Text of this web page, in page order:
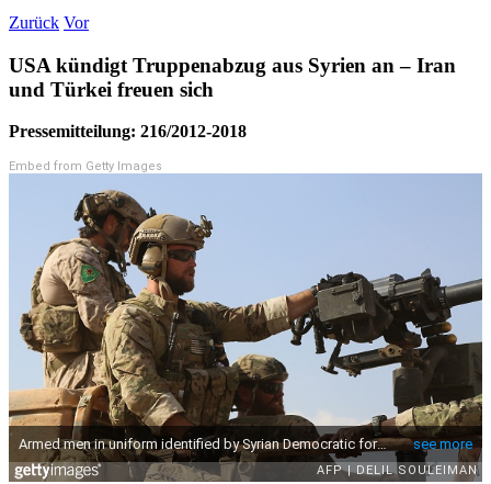
Zurück Vor
USA kündigt Truppenabzug aus Syrien an – Iran
und Türkei freuen sich
Pressemitteilung: 216/2012-2018
Embed from Getty Images